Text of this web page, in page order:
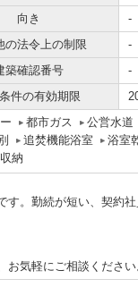
向き
-
の法令上の制限
-
築確認番号
-
件の有効期限
都市ガス
公営水道
追焚機能浴室
浴室
納
。勤続が短い、契約
お気軽にご相談くださ